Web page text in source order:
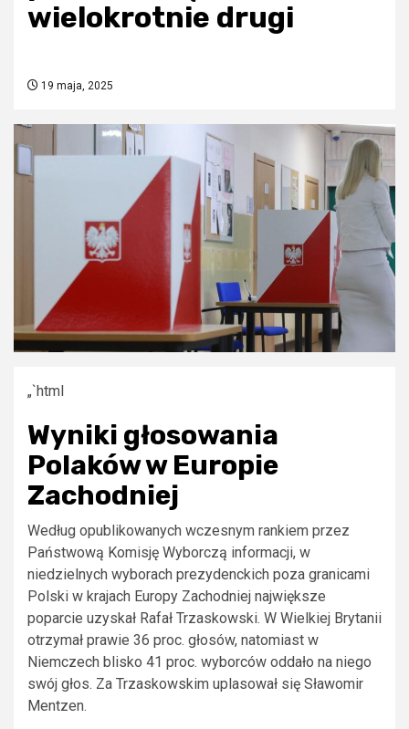
wielokrotnie drugi
19 maja, 2025
„`html
Wyniki głosowania
Polaków w Europie
Zachodniej
Według opublikowanych wczesnym rankiem przez
Państwową Komisję Wyborczą informacji, w
niedzielnych wyborach prezydenckich poza granicami
Polski w krajach Europy Zachodniej największe
poparcie uzyskał Rafał Trzaskowski. W Wielkiej Brytanii
otrzymał prawie 36 proc. głosów, natomiast w
Niemczech blisko 41 proc. wyborców oddało na niego
swój głos. Za Trzaskowskim uplasował się Sławomir
Mentzen.